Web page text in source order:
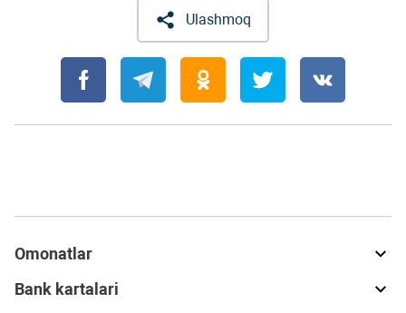
Ulashmoq
Omonatlar
Bank kartalari